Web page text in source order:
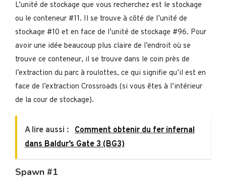
L’unité de stockage que vous recherchez est le stockage
ou le conteneur #11. Il se trouve à côté de l’unité de
stockage #10 et en face de l’unité de stockage #96. Pour
avoir une idée beaucoup plus claire de l’endroit où se
trouve ce conteneur, il se trouve dans le coin près de
l’extraction du parc à roulottes, ce qui signifie qu’il est en
face de l’extraction Crossroads (si vous êtes à l’intérieur
de la cour de stockage).
A lire aussi : Comment obtenir du fer infernal
dans Baldur’s Gate 3 (BG3)
Spawn #1